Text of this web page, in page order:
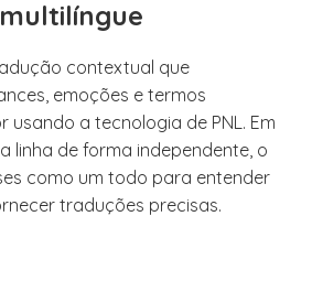
contextual que
emoções e termos
usando a tecnologia de PNL. Em
linha de forma independente, o
como um todo para entender
traduções precisas.